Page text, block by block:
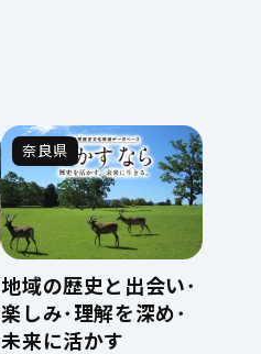
奈良県
地域の歴史と出会い･
楽しみ･理解を深め･
未来に活かす